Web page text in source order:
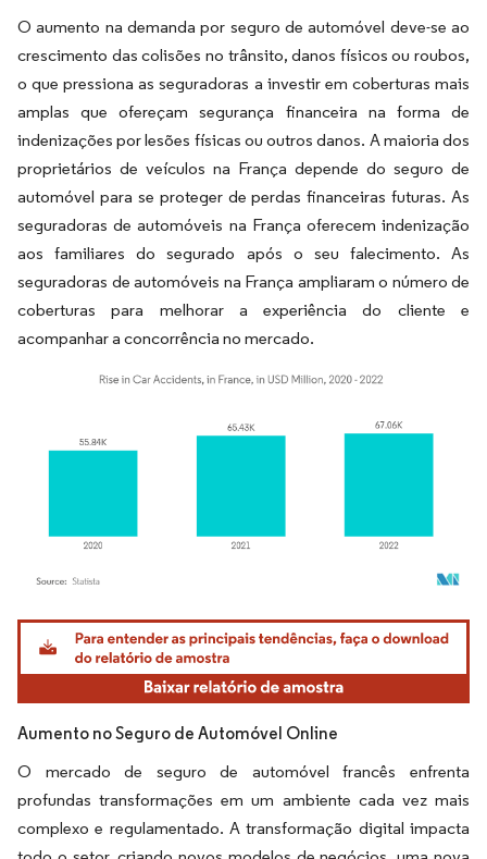
O aumento na demanda por seguro de automóvel deve-se ao
crescimento das colisões no trânsito, danos físicos ou roubos,
o que pressiona as seguradoras a investir em coberturas mais
amplas que ofereçam segurança financeira na forma de
indenizações por lesões físicas ou outros danos. A maioria dos
proprietários de veículos na França depende do seguro de
automóvel para se proteger de perdas financeiras futuras. As
seguradoras de automóveis na França oferecem indenização
aos familiares do segurado após o seu falecimento. As
seguradoras de automóveis na França ampliaram o número de
coberturas para melhorar a experiência do cliente e
acompanhar a concorrência no mercado.
Imagem © Mordor Intelligence. O reuso requer atribuição conforme CC BY 4.0.
Aumento no Seguro de Automóvel Online
O mercado de seguro de automóvel francês enfrenta
profundas transformações em um ambiente cada vez mais
complexo e regulamentado. A transformação digital impacta